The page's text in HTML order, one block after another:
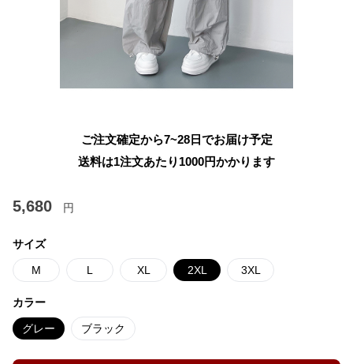
ご注文確定から7~28日でお届け予定
送料は1注文あたり 1000円かかります
5,680 円
サイズ
M L XL 2XL 3XL
カラー
グレー ブラック